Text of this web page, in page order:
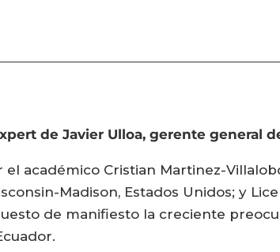
de Javier Ulloa, gerente general
académico Cristian Martinez-
Madison, Estados Unidos; y
de manifiesto la creciente